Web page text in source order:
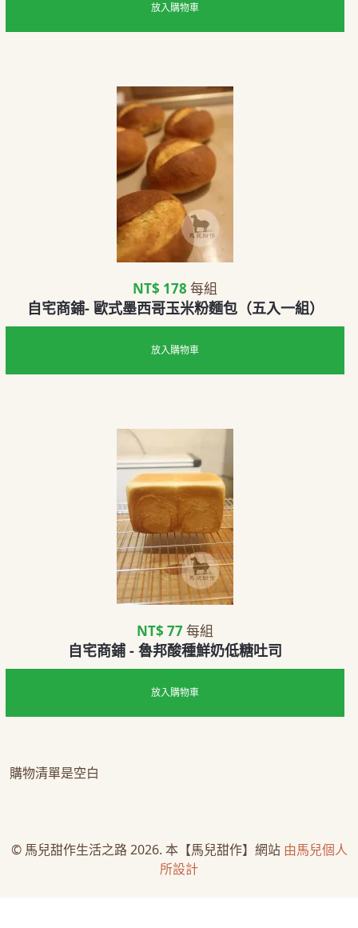
放入購物車
NT$ 178 每組
自宅商鋪- 歐式墨西哥玉米粉麵包（五入一組）
放入購物車
NT$ 77每組
自宅商鋪 - 魯邦酸種鮮奶低糖吐司
放入購物車
購物清單是空白
© 馬兒甜作生活之路 2026. 本【馬兒甜作】網站 由馬兒個人
所設計